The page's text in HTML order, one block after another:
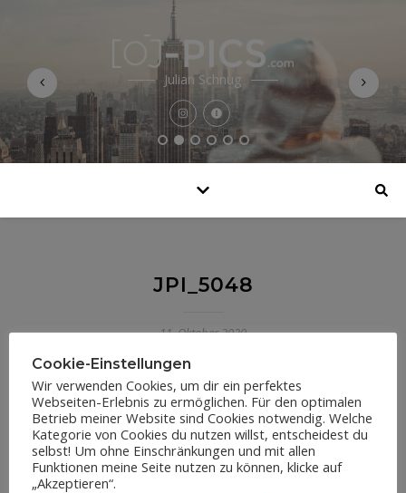
Julian Schnug
JPI_5048
11. Oktober 2020
Cookie-Einstellungen
Wir verwenden Cookies, um dir ein perfektes
Webseiten-Erlebnis zu ermöglichen. Für den optimalen
Betrieb meiner Website sind Cookies notwendig. Welche
Kategorie von Cookies du nutzen willst, entscheidest du
selbst! Um ohne Einschränkungen und mit allen
Funktionen meine Seite nutzen zu können, klicke auf
„Akzeptieren“.